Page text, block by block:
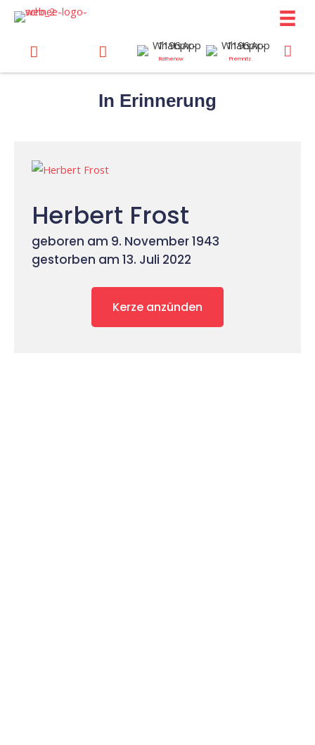
Zum
Inhalt
springen
Rathenow Premnitz
In Erinnerung
Herbert Frost
geboren am 9. November 1943
gestorben am 13. Juli 2022
Kerze anzünden